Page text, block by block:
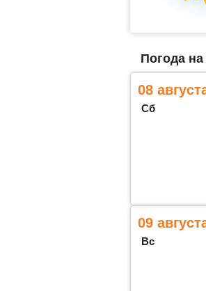
Погода
08
Сб
09
Вс